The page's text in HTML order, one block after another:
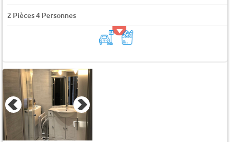
2 Pièces 4 Personnes